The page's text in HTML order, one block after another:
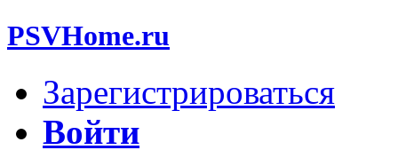
PSVHome.ru
Зарегистрироваться
Войти